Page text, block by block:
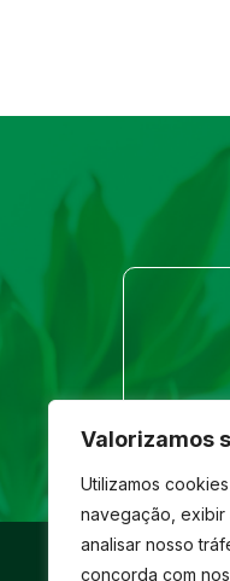
Valorizamos
Utilizamos
navegação,
analisar nosso
concorda com
© São José-